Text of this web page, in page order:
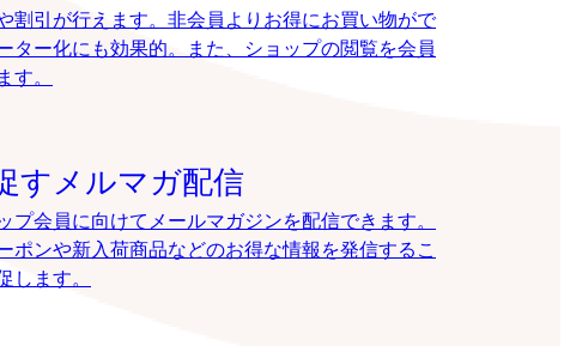
割引が行えます。非会員よりお得にお買い物がで
ター化にも効果的。また、ショップの閲覧を会員
す。
すメルマガ配信
プ会員に向けてメールマガジンを配信できます。
ポンや新入荷商品などのお得な情報を発信するこ
します。